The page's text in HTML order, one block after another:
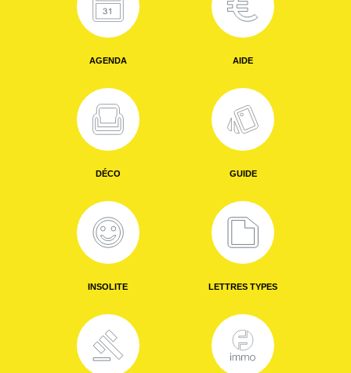
AGENDA AIDE
DÉCO GUIDE
INSOLITE LETTRES TYPES